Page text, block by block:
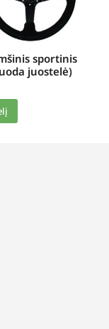
sportinis
juostelė)